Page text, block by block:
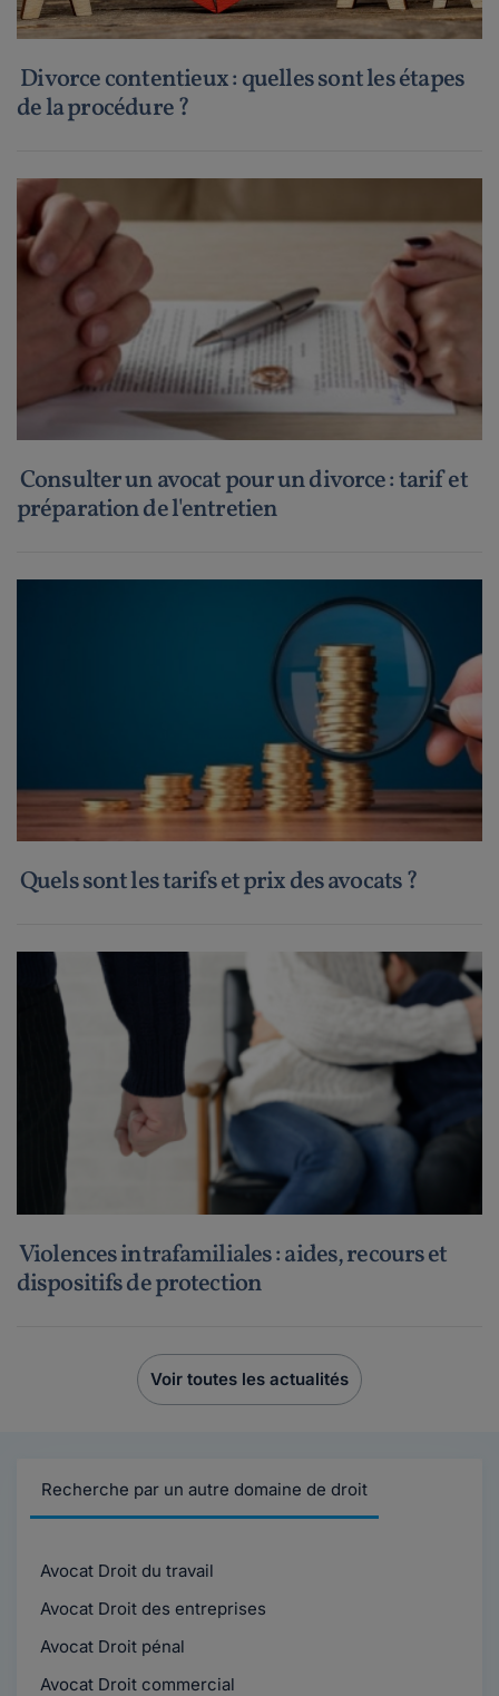
Divorce contentieux : quelles sont les étapes
de la procédure ?
Consulter un avocat pour un divorce : tarif et
préparation de l'entretien
Quels sont les tarifs et prix des avocats ?
Violences intrafamiliales : aides, recours et
dispositifs de protection
Voir toutes les actualités
Recherche par un autre domaine de droit
Avocat Droit du travail
Avocat Droit des entreprises
Avocat Droit pénal
Avocat Droit commercial